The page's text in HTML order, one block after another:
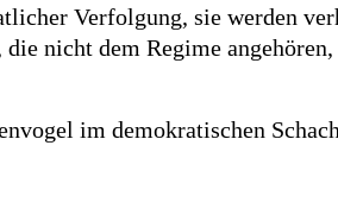
Verfolgung, sie werden
nicht dem Regime
im demokratischen